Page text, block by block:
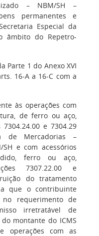
– NBM/SH –
permanentes e
Especial da
âmbito do Repetro-
Parte 1 do Anexo XVI
16-A a 16-C com a
às operações com
de ferro ou aço,
e 7304.29
de Mercadorias –
e com acessórios
ferro ou aço,
7307.22.00 e
do tratamento
que o contribuinte
requerimento de
irretratável de
montante do ICMS
operações com as